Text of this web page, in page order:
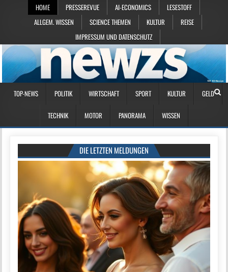
HOME PRESSEREVUE AI-ECONOMICS
LESESTOFF
ALLGEM. WISSEN
SCIENCE THEMEN KULTUR
REISE
IMPRESSUM UND DATENSCHUTZ
TOP-NEWS POLITIK WIRTSCHAFT SPORT KULTUR GELD
TECHNIK MOTOR PANORAMA WISSEN
DIE LETZTEN MELDUNGEN